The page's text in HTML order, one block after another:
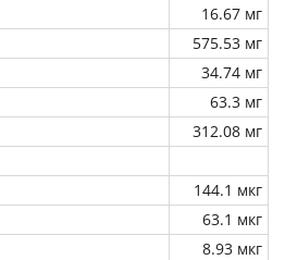
16.67 мг
575.53 мг
34.74 мг
63.3 мг
312.08 мг
144.1 мкг
63.1 мкг
8.93 мкг